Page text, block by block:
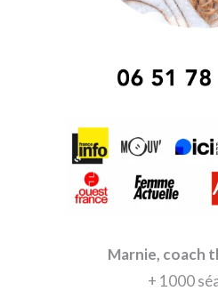
Marnie, coach
+ 1000